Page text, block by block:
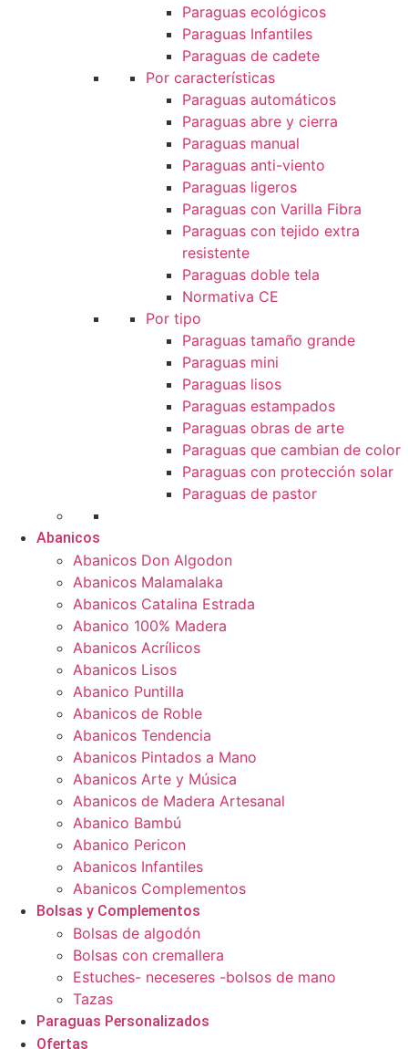
Paraguas ecológicos
Paraguas Infantiles
Paraguas de cadete
Por características
Paraguas automáticos
Paraguas abre y cierra
Paraguas manual
Paraguas anti-viento
Paraguas ligeros
Paraguas con Varilla Fibra
Paraguas con tejido extra
resistente
Paraguas doble tela
Normativa CE
Por tipo
Paraguas tamaño grande
Paraguas mini
Paraguas lisos
Paraguas estampados
Paraguas obras de arte
Paraguas que cambian de color
Paraguas con protección solar
Paraguas de pastor
Abanicos
Abanicos Don Algodon
Abanicos Malamalaka
Abanicos Catalina Estrada
Abanico 100% Madera
Abanicos Acrílicos
Abanicos Lisos
Abanico Puntilla
Abanicos de Roble
Abanicos Tendencia
Abanicos Pintados a Mano
Abanicos Arte y Música
Abanicos de Madera Artesanal
Abanico Bambú
Abanico Pericon
Abanicos Infantiles
Abanicos Complementos
Bolsas y Complementos
Bolsas de algodón
Bolsas con cremallera
Estuches- neceseres -bolsos de mano
Tazas
Paraguas Personalizados
Ofertas